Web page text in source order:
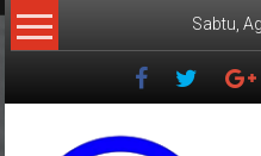
Lompat
ke
Sabtu,